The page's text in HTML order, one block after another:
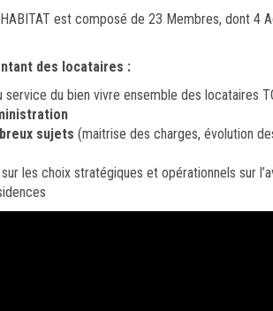
HABITAT est composé de 23 Membres, dont 4
des locataires :
service du bien vivre ensemble des locataires
sujets (maitrise des charges, évolution
les choix stratégiques et opérationnels sur